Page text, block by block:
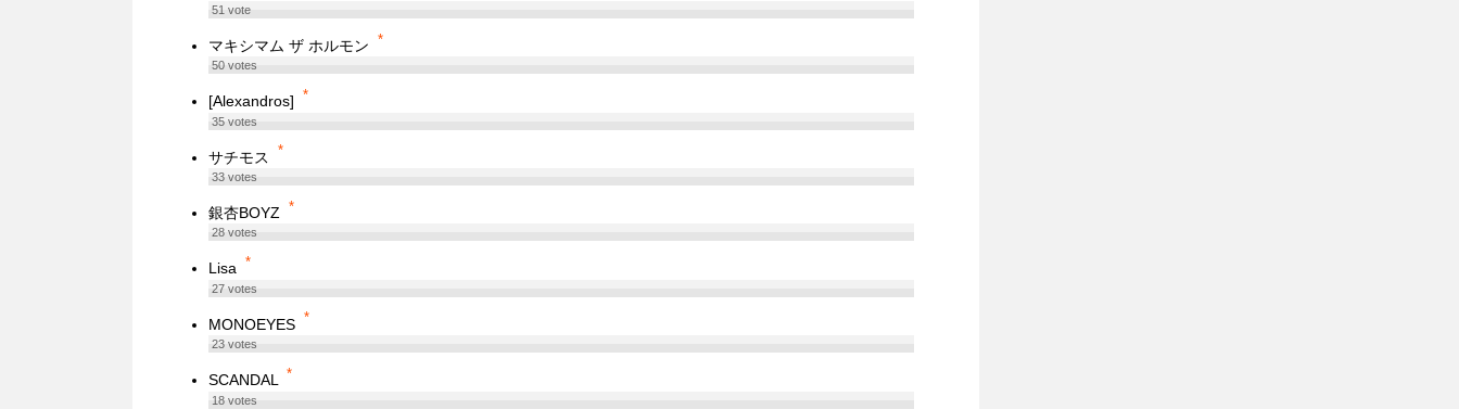
51vote
マキシマム ザ ホルモン *
50votes
[Alexandros] *
35votes
サチモス *
33votes
銀杏BOYZ *
28votes
Lisa *
27votes
MONOEYES *
23votes
SCANDAL *
18votes